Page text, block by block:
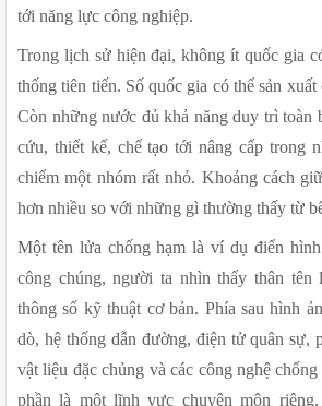
tới năng lực công nghiệp.
Trong lịch sử hiện đại, không ít quốc gia
thống tiên tiến. Số quốc gia có thể sản
Còn những nước đủ khả năng duy trì toàn
cứu, thiết kế, chế tạo tới nâng cấp trong
chiếm một nhóm rất nhỏ. Khoảng cách
hơn nhiều so với những gì thường thấy từ
Một tên lửa chống hạm là ví dụ điển
công chúng, người ta nhìn thấy thân tên
thông số kỹ thuật cơ bản. Phía sau hình
dò, hệ thống dẫn đường, điện tử quân sự,
vật liệu đặc chủng và các công nghệ
phần là một lĩnh vực chuyên môn